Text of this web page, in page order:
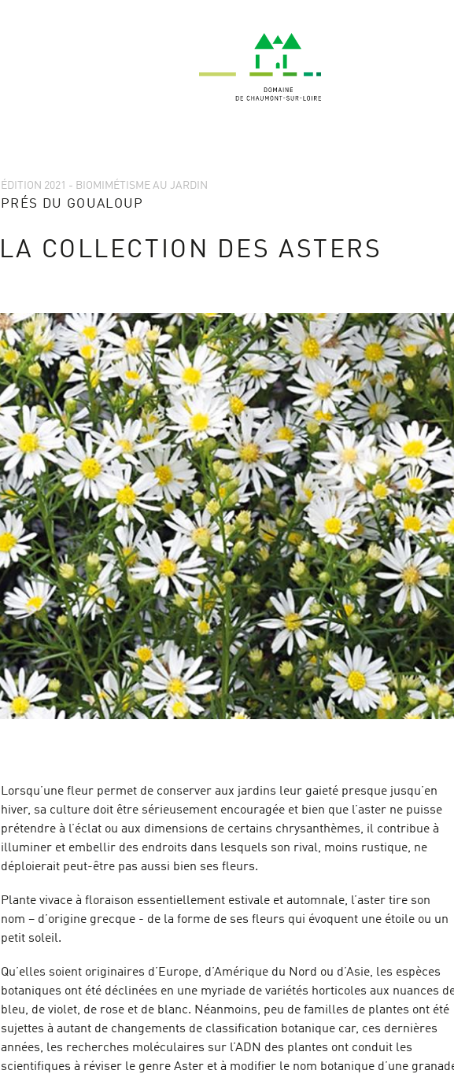
ÉDITION 2021 - BIOMIMÉTISME AU JARDIN
PRÉS DU GOUALOUP
LA COLLECTION DES ASTERS
Lorsqu’une fleur permet de conserver aux jardins leur gaieté presque jusqu’en
hiver, sa culture doit être sérieusement encouragée et bien que l’aster ne puisse
prétendre à l’éclat ou aux dimensions de certains chrysanthèmes, il contribue à
illuminer et embellir des endroits dans lesquels son rival, moins rustique, ne
déploierait peut-être pas aussi bien ses fleurs.
Plante vivace à floraison essentiellement estivale et automnale, l’aster tire son
nom – d’origine grecque - de la forme de ses fleurs qui évoquent une étoile ou un
petit soleil.
Qu’elles soient originaires d’Europe, d’Amérique du Nord ou d’Asie, les espèces
botaniques ont été déclinées en une myriade de variétés horticoles aux nuances
bleu, de violet, de rose et de blanc. Néanmoins, peu de familles de plantes ont été
sujettes à autant de changements de classification botanique car, ces dernières
années, les recherches moléculaires sur l’ADN des plantes ont conduit les
scientifiques à réviser le genre Aster et à modifier le nom botanique d’une